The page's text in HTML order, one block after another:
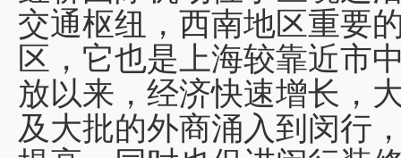
交通枢纽，西南地区重要
区，它也是上海较靠近市
放以来，经济快速增长，
及大批的外商涌入到闵行